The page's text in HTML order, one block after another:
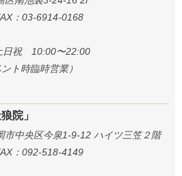
：03-6914-0168
日祝 10:00〜22:00
ト時臨時営業）
院」
中央区今泉1-9-12 ハイツ三笠２階
：092-518-4149